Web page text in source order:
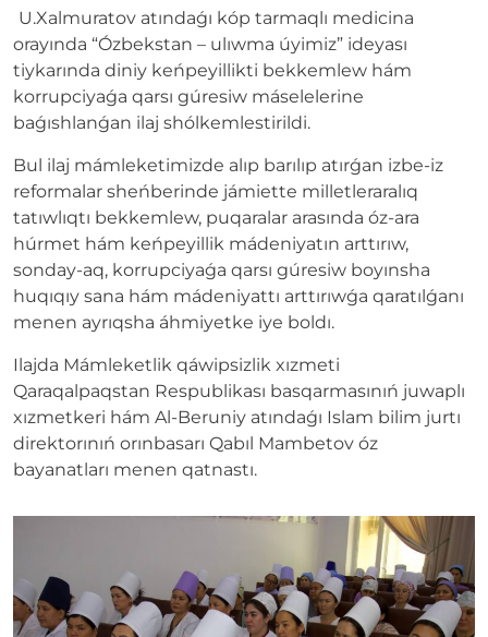
U.Xalmuratov atındaǵı kóp tarmaqlı medicina
orayında “Ózbekstan – ulıwma úyimiz” ideyası
tiykarında diniy keńpeyillikti bekkemlew hám
korrupciyaǵa qarsı gúresiw máselelerine
baǵıshlanǵan ilaj shólkemlestirildi.
Bul ilaj mámleketimizde alıp barılıp atırǵan izbe-iz
reformalar sheńberinde jámiette milletleraralıq
tatıwlıqtı bekkemlew, puqaralar arasında óz-ara
húrmet hám keńpeyillik mádeniyatın arttırıw,
sonday-aq, korrupciyaǵa qarsı gúresiw boyınsha
huqıqıy sana hám mádeniyattı arttırıwǵa qaratılǵanı
menen ayrıqsha áhmiyetke iye boldı.
Ilajda Mámleketlik qáwipsizlik xızmeti
Qaraqalpaqstan Respublikası basqarmasınıń juwaplı
xızmetkeri hám Al-Beruniy atındaǵı Islam bilim jurtı
direktorınıń orınbasarı Qabıl Mambetov óz
bayanatları menen qatnastı.